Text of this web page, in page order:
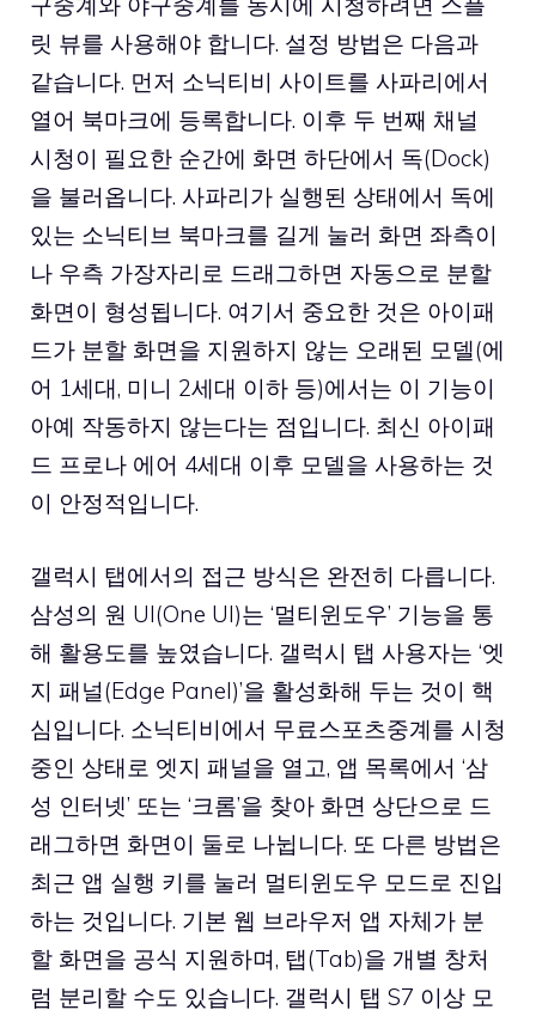
릿 뷰를 사용해야 합니다. 설정 방법은 다음과
같습니다. 먼저 소닉티비 사이트를 사파리에서
열어 북마크에 등록합니다. 이후 두 번째 채널
시청이 필요한 순간에 화면 하단에서 독(Dock)
을 불러옵니다. 사파리가 실행된 상태에서 독에
있는 소닉티브 북마크를 길게 눌러 화면 좌측이
나 우측 가장자리로 드래그하면 자동으로 분할
화면이 형성됩니다. 여기서 중요한 것은 아이패
드가 분할 화면을 지원하지 않는 오래된 모델(에
어 1세대, 미니 2세대 이하 등)에서는 이 기능이
아예 작동하지 않는다는 점입니다. 최신 아이패
드 프로나 에어 4세대 이후 모델을 사용하는 것
이 안정적입니다.
갤럭시 탭에서의 접근 방식은 완전히 다릅니다.
삼성의 원 UI(One UI)는 ‘멀티윈도우’ 기능을 통
해 활용도를 높였습니다. 갤럭시 탭 사용자는 ‘엣
지 패널(Edge Panel)’을 활성화해 두는 것이 핵
심입니다. 소닉티비에서 무료스포츠중계를 시청
중인 상태로 엣지 패널을 열고, 앱 목록에서 ‘삼
성 인터넷’ 또는 ‘크롬’을 찾아 화면 상단으로 드
래그하면 화면이 둘로 나뉩니다. 또 다른 방법은
최근 앱 실행 키를 눌러 멀티윈도우 모드로 진입
하는 것입니다. 기본 웹 브라우저 앱 자체가 분
할 화면을 공식 지원하며, 탭(Tab)을 개별 창처
럼 분리할 수도 있습니다. 갤럭시 탭 S7 이상 모